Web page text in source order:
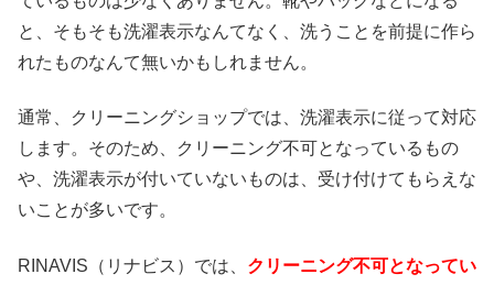
と、そもそも洗濯表示なんてなく、洗うことを前提に作ら
れたものなんて無いかもしれません。
通常、クリーニングショップでは、洗濯表示に従って対応
します。そのため、クリーニング不可となっているもの
や、洗濯表示が付いていないものは、受け付けてもらえな
いことが多いです。
RINAVIS（リナビス）では、 クリーニング不可となってい